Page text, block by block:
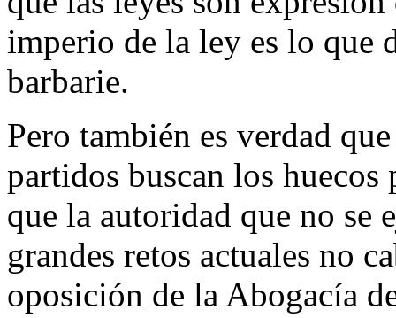
imperio de la ley es lo que
barbarie.
Pero también es verdad
partidos buscan los
que la autoridad que no se
grandes retos actuales no
oposición de la Abogacía